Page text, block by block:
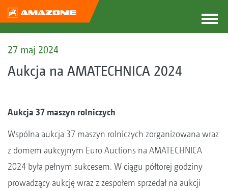
27 maj 2024
Aukcja na AMATECHNICA 2024
Aukcja 37 maszyn rolniczych
Wspólna aukcja 37 maszyn rolniczych zorganizowana wraz
z domem aukcyjnym Euro Auctions na AMATECHNICA
2024 była pełnym sukcesem. W ciągu półtorej godziny
prowadzący aukcję wraz z zespołem sprzedał na aukcji